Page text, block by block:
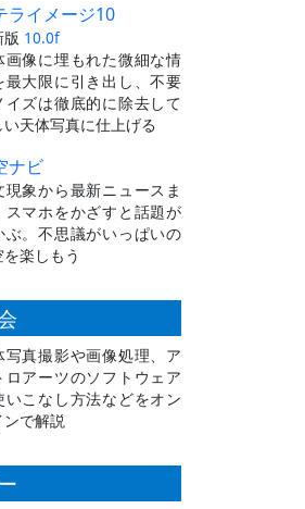
ライメージ10
版 10.0f
画像に埋もれた微細な情
最大限に引き出し、不要
イズは徹底的に除去して
い天体写真に仕上げる
ナビ
現象から最新ニュースま
スマホをかざすと話題が
ぶ。不思議がいっぱいの
楽しもう
写真撮影や画像処理、ア
ロアーツのソフトウェア
いこなし方法などをオン
ンで解説